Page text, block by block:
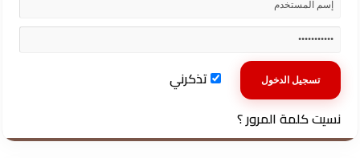
تذكرني
نسيت كلمة المرور ؟